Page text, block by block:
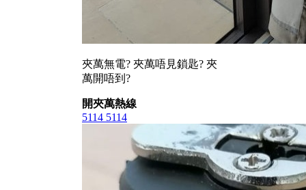
夾萬無電? 夾萬唔見鎖匙? 夾
萬開唔到?
開夾萬熱線
5114 5114